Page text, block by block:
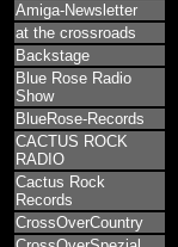
Amiga-Newsletter
at the crossroads
Backstage
Blue Rose Radio
Show
BlueRose-Records
CACTUS ROCK
RADIO
Cactus Rock
Records
CrossOverCountry